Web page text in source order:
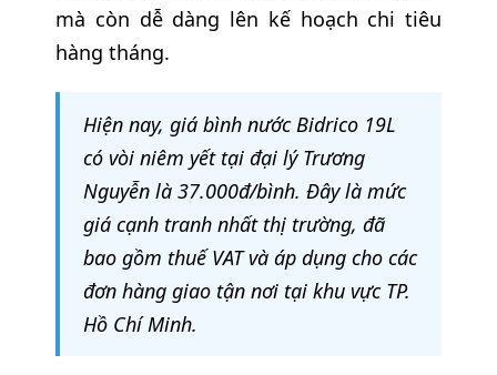
mà còn dễ dàng lên kế hoạch chi tiêu
hàng tháng.
Hiện nay, giá bình nước Bidrico 19L
có vòi niêm yết tại đại lý Trương
Nguyễn là 37.000đ/bình. Đây là mức
giá cạnh tranh nhất thị trường, đã
bao gồm thuế VAT và áp dụng cho các
đơn hàng giao tận nơi tại khu vực TP.
Hồ Chí Minh.